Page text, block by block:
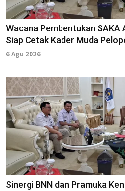
Wacana Pembentukan SAKA
Siap Cetak Kader Muda
6 Agu 2026
Sinergi BNN dan Pramuka